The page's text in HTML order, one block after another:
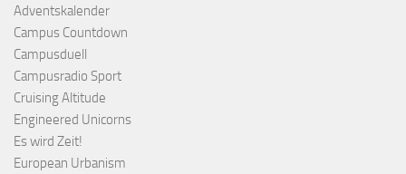
Adventskalender
Campus Countdown
Campusduell
Campusradio Sport
Cruising Altitude
Engineered Unicorns
Es wird Zeit!
European Urbanism